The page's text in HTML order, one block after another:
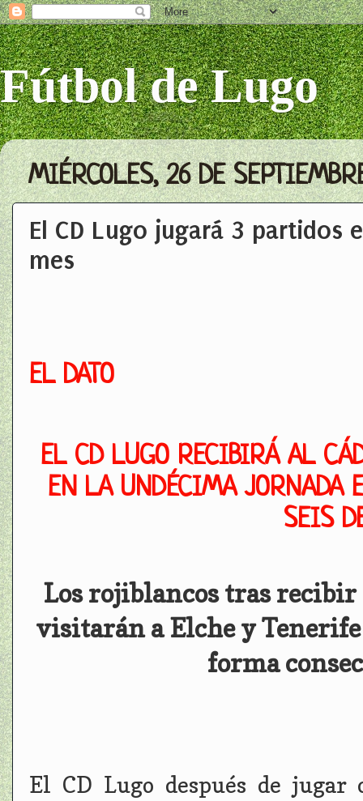
Fútbol de Lugo
MIÉRCOLES, 26 DE
El CD Lugo jugará 3 partidos
mes
EL DATO
EL CD LUGO RECIBIRÁ AL
EN LA UNDÉCIMA JORNADA
SEIS
Los rojiblancos tras
visitarán a Elche y
forma
El CD Lugo después de jugar